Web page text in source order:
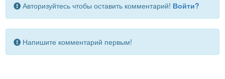
Авторизуйтесь чтобы оставить комментарий! Войти?
Напишите комментарий первым!